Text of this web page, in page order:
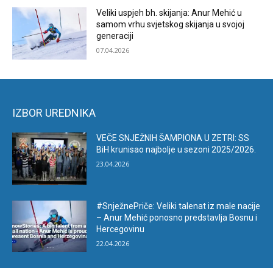
Veliki uspjeh bh. skijanja: Anur Mehić u
samom vrhu svjetskog skijanja u svojoj
generaciji
07.04.2026
IZBOR UREDNIKA
VEČE SNJEŽNIH ŠAMPIONA U ZETRI: SS
BiH krunisao najbolje u sezoni 2025/2026.
23.04.2026
#SnježnePriče: Veliki talenat iz male nacije
– Anur Mehić ponosno predstavlja Bosnu i
Hercegovinu
22.04.2026